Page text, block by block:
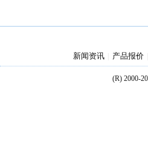
新闻资讯 产品报价
(R) 2000-